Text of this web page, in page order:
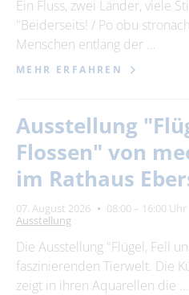
Ein Fluss, zwei Länder, viele
"Beiderseits! / Po obu
Menschen entlang der …
MEHR ERFAHREN
Ausstellung
Flossen" von
im Rathaus
07. August 2026 08:00 – 16:00 Uhr
Ausstellung
Die Ausstellung "Flügel, Fell
faszinierenden Tierwelt. Die
zeigt in ihren Aquarellen die …